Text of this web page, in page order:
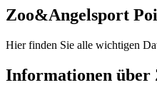
Zoo&Angelsport
Hier finden Sie alle wichtigen
Informationen über